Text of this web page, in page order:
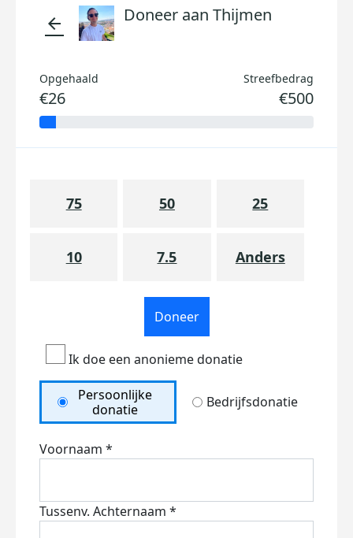
arrow_back Doneer aan Thijmen
Opgehaald
€26
Streefbedrag
€500
75 50 25
10 7.5 Anders
Doneer
Ik doe een anonieme donatie
Persoonlijke
donatie
Bedrijfsdonatie
Voornaam *
Tussenv. Achternaam *